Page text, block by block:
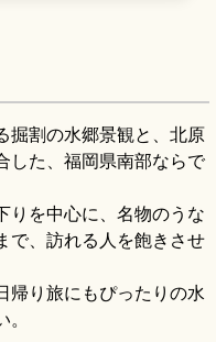
掘割の水郷景観と、北原
した、福岡県南部ならで
りを中心に、名物のうな
で、訪れる人を飽きさせ
帰り旅にもぴったりの水